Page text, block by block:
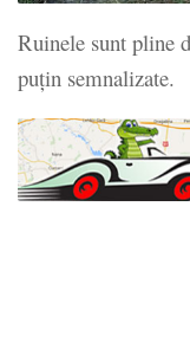
Ruinele sunt pline
puțin semnalizate.